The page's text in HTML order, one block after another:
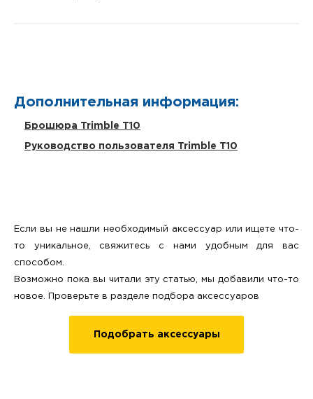
Дополнительная информация:
Брошюра Trimble T10
Руководство пользователя Trimble T10
Если вы не нашли необходимый аксессуар или ищете что-
то уникальное, свяжитесь с нами удобным для вас
способом.
Возможно пока вы читали эту статью, мы добавили что-то
новое. Проверьте в разделе подбора аксессуаров
Подобрать аксессуары